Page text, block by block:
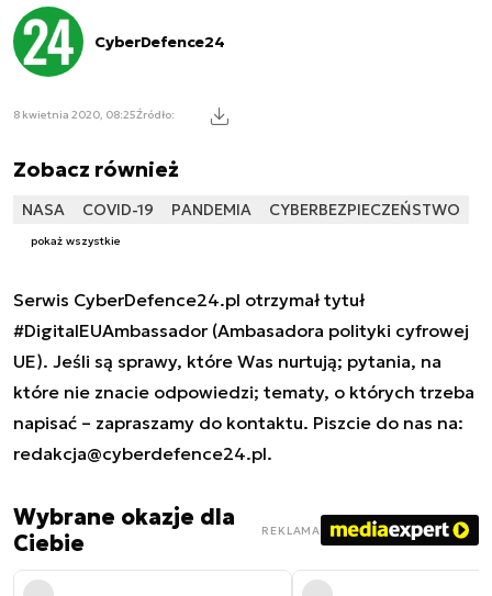
CyberDefence24
8 kwietnia 2020, 08:25Źródło:
Zobacz również
NASA COVID-19 PANDEMIA CYBERBEZPIECZEŃSTWO
pokaż wszystkie
Serwis CyberDefence24.pl otrzymał tytuł
#DigitalEUAmbassador (Ambasadora polityki cyfrowej
UE). Jeśli są sprawy, które Was nurtują; pytania, na
które nie znacie odpowiedzi; tematy, o których trzeba
napisać – zapraszamy do kontaktu. Piszcie do nas na:
redakcja@cyberdefence24.pl.
Wybrane okazje dla
Ciebie
REKLAMA